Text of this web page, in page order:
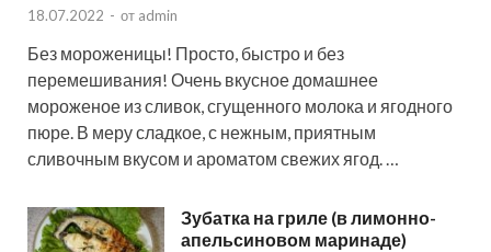
18.07.2022 - от admin
Без мороженицы! Просто, быстро и без
перемешивания! Очень вкусное домашнее
мороженое из сливок, сгущенного молока и ягодного
пюре. В меру сладкое, с нежным, приятным
сливочным вкусом и ароматом свежих ягод. …
Зубатка на гриле (в лимонно-
апельсиновом маринаде)